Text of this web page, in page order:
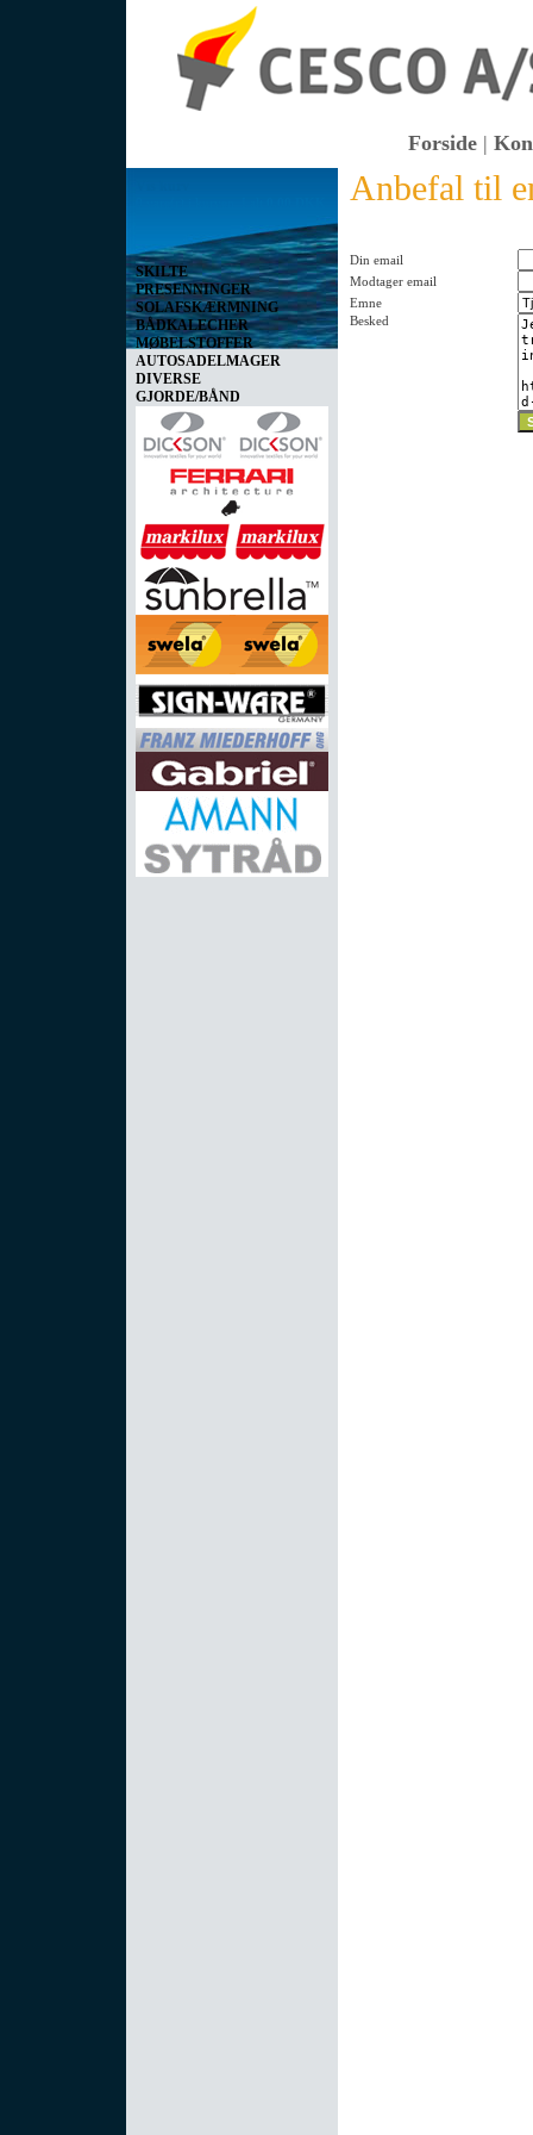
Forside |
SKILTE
PRESENNINGER
SOLAFSKÆRMNING
BÅDKALECHER
MØBELSTOFFER
AUTOSADELMAGER
DIVERSE
GJORDE/BÅND
Anbefal til
Din email
Modtager email
Emne
Besked